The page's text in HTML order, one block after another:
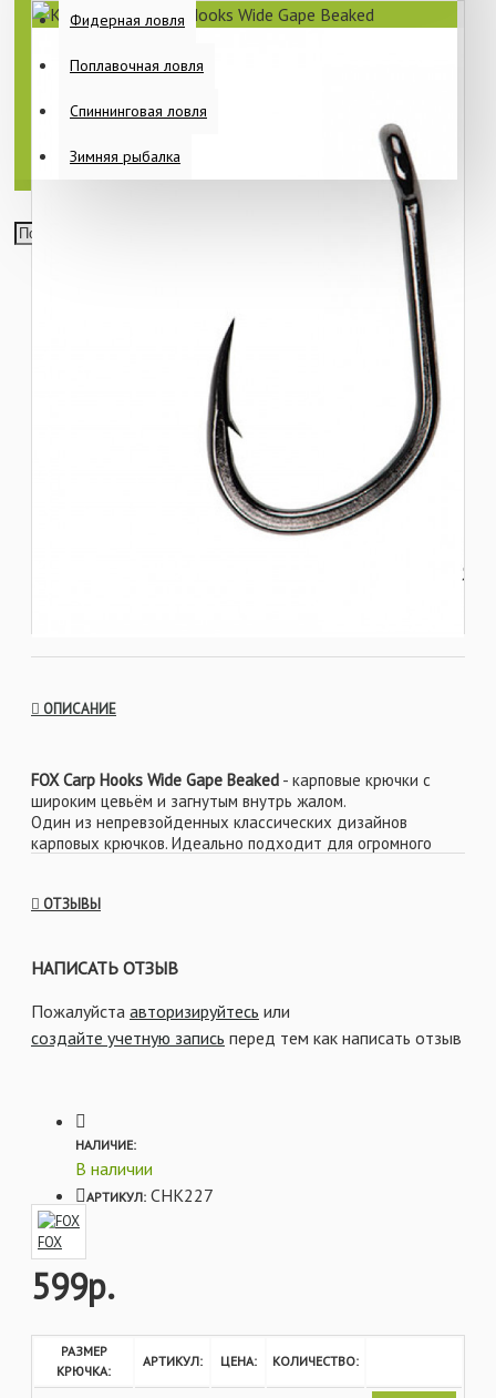
Фидерная ловля
Поплавочная ловля
Спиннинговая ловля
Зимняя рыбалка
ОПИСАНИЕ
FOX Carp Hooks Wide Gape Beaked - карповые крючки с
широким цевьём и загнутым внутрь жалом.
Один из непревзойденных классических дизайнов
карповых крючков. Идеально подходит для огромного
этого крючка позволяет ему с большей вероятностью
сходов.
Характеристики:
- Покрытие черным никелем
- Загнутое вовнутрь на 10 градусов ушко
- Супер прочное и долговечное жало
- Микро-бородка
- Размеры 2, 4, 6 и 8
ОТЗЫВЫ
НАПИСАТЬ ОТЗЫВ
Пожалуйста авторизируйтесь или
создайте учетную запись перед тем как написать отзыв
599р.
НАЛИЧИЕ:
В наличии
АРТИКУЛ: CHK227
FOX
РАЗМЕР
КРЮЧКА:
АРТИКУЛ: ЦЕНА: КОЛИЧЕСТВО: